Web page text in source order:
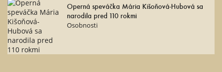
Operná speváčka Mária Kišoňová-Hubová sa
narodila pred 110 rokmi
Osobnosti